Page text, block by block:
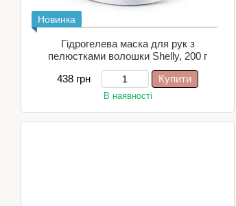
Новинка
Гідрогелева маска для рук з
пелюстками волошки Shelly, 200 г
438 грн
Купити
В наявності